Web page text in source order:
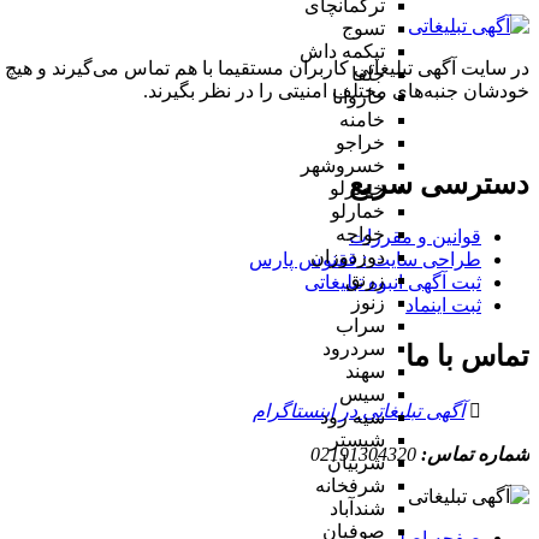
ترکمانچای
تسوج
تیکمه داش
جلفا
خاروانا
خامنه
خراجو
خسروشهر
خضرلو
خمارلو
خواجه
دوزدوزان
زرنق
زنوز
سراب
سردرود
سهند
سیس
سیه رود
شبستر
شربیان
شرفخانه
شندآباد
صوفیان
در سایت آگهی تبلیغاتی کاربران مستقیما با هم تماس می‌گیرند و
خودشان جنبه‌های مختلف امنیتی را در نظر بگیرند.
دسترسی سریع
قوانین و مقررات
طراحی سایت : ققنوس پارس
ثبت آگهی انبوه تبلیغاتی
ثبت اینماد
تماس با ما
آگهی تبلیغاتی در اینستاگرام
شماره تماس: 02191304320